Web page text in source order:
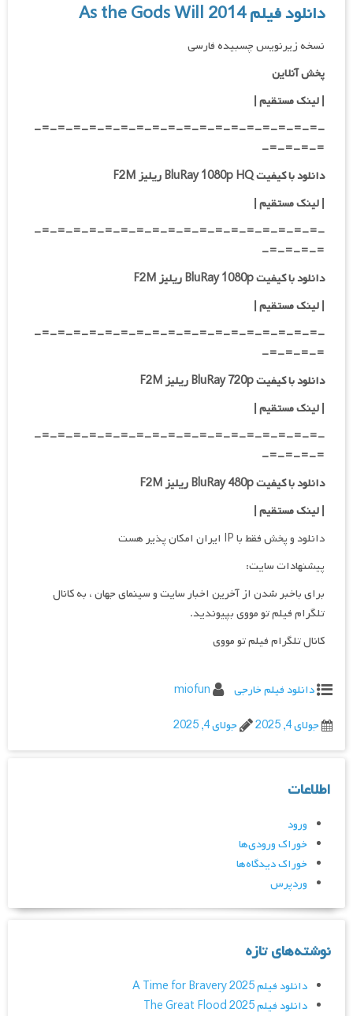
دانلود فیلم As the Gods Will 2014
نسخه زیرنویس چسبیده فارسی
پخش آنلاین
| لینک مستقیم|
-=-=-=-=-=-=-=-=-=-=-=-=-=-=-=-=-=-=-
=-=-=-=-
دانلود با کیفیت BluRay 1080p HQ ریلیز F2M
|لینک مستقیم|
-=-=-=-=-=-=-=-=-=-=-=-=-=-=-=-=-=-=-
=-=-=-=-
دانلود با کیفیت BluRay 1080p ریلیز F2M
|لینک مستقیم|
-=-=-=-=-=-=-=-=-=-=-=-=-=-=-=-=-=-=-
=-=-=-=-
دانلود با کیفیت BluRay 720p ریلیز F2M
| لینک مستقیم|
-=-=-=-=-=-=-=-=-=-=-=-=-=-=-=-=-=-=-
=-=-=-=-
دانلود با کیفیت BluRay 480p ریلیز F2M
| لینک مستقیم|
دانلود و پخش فقط با IP ایران امکان پذیر هست
پیشنهادات سایت:
برای باخبر شدن از آخرین اخبار سایت و سینمای جهان ، به کانال
تلگرام فیلم تو مووی بپیوندید.
کانال تلگرام فیلم تو مووی
دانلود فیلم خارجی
miofun
جولای 4, 2025
جولای 4, 2025
اطلاعات
ورود
خوراک ورودی‌ها
خوراک دیدگاه‌ها
وردپرس
نوشته‌های تازه
دانلود فیلم A Time for Bravery 2025
دانلود فیلم The Great Flood 2025